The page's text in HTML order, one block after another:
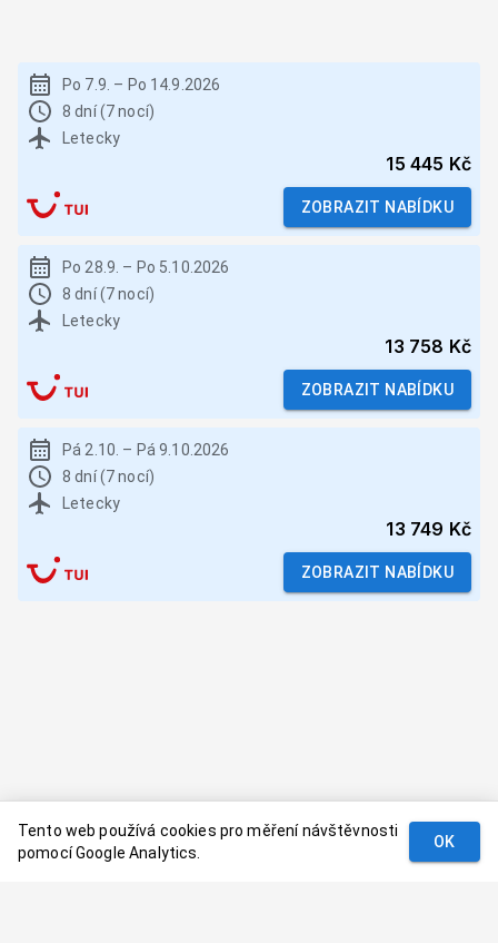
Po 7.9. – Po 14.9.2026
8 dní (7 nocí)
Letecky
15 445 Kč
ZOBRAZIT NABÍDKU
Po 28.9. – Po 5.10.2026
8 dní (7 nocí)
Letecky
13 758 Kč
ZOBRAZIT NABÍDKU
Pá 2.10. – Pá 9.10.2026
8 dní (7 nocí)
Letecky
13 749 Kč
ZOBRAZIT NABÍDKU
Tento web používá cookies pro měření návštěvnosti
pomocí Google Analytics.
OK